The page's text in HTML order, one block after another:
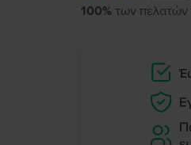
100% των πελατών